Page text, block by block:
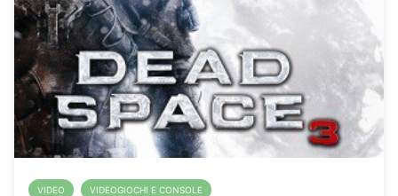
VIDEO VIDEOGIOCHI E CONSOLE